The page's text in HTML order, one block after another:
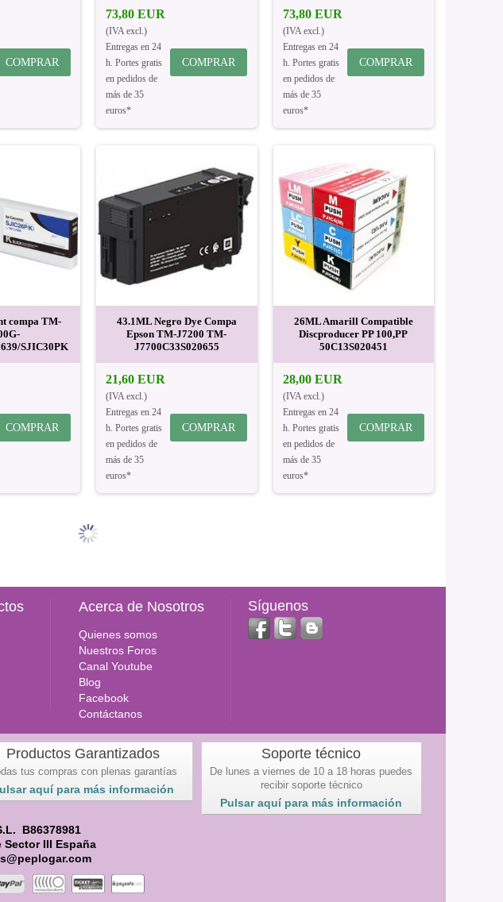
COMPRAR
73,80 EUR
(IVA excl.)
Entregas en 24
h. Portes gratis
en pedidos de
más de 35
euros*
COMPRAR
73,80 EUR
(IVA excl.)
Entregas en 24
h. Portes gratis
en pedidos de
más de 35
euros*
COMPRAR
compa TM-
SJIC30PK
COMPRAR
43.1ML Negro Dye Compa
Epson TM-J7200 TM-
J7700C33S020655
21,60 EUR
(IVA excl.)
Entregas en 24
h. Portes gratis
en pedidos de
más de 35
euros*
COMPRAR
26ML Amarill Compatible
Discproducer PP 100,PP
50C13S020451
28,00 EUR
(IVA excl.)
Entregas en 24
h. Portes gratis
en pedidos de
más de 35
euros*
COMPRAR
Acerca de Nosotros
Quienes somos
Nuestros Foros
Canal Youtube
Blog
Facebook
Contáctanos
Síguenos
Productos Garantizados
tus compras con plenas garantías
aquí para más información
Soporte técnico
De lunes a viernes de 10 a 18 horas puedes
recibir soporte técnico
Pulsar aquí para más información
B86378981
Sector III España